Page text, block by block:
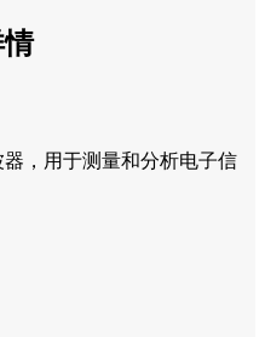
，用于测量和分析电子信